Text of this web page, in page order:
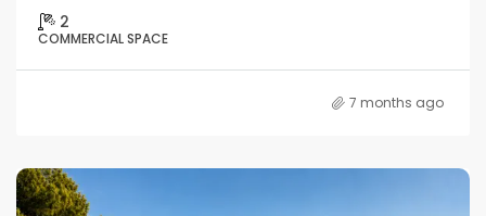
2
COMMERCIAL SPACE
7 months ago